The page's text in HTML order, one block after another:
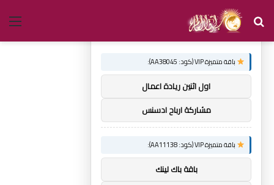
بحث
عن
توصيات :
باقة متميزة VIP (كود: AA38045):
اول اثنين ريادة اعمال
مشاركة ارباح ادسنس
باقة متميزة VIP (كود: AA11138):
باقة باك لينك